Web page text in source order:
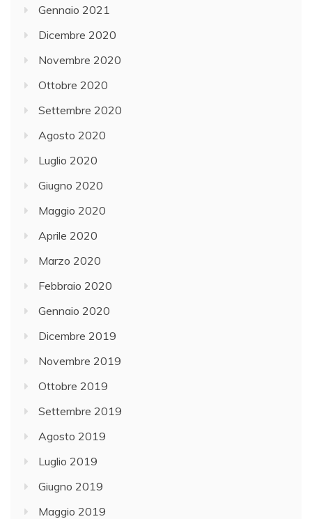
Gennaio 2021
Dicembre 2020
Novembre 2020
Ottobre 2020
Settembre 2020
Agosto 2020
Luglio 2020
Giugno 2020
Maggio 2020
Aprile 2020
Marzo 2020
Febbraio 2020
Gennaio 2020
Dicembre 2019
Novembre 2019
Ottobre 2019
Settembre 2019
Agosto 2019
Luglio 2019
Giugno 2019
Maggio 2019